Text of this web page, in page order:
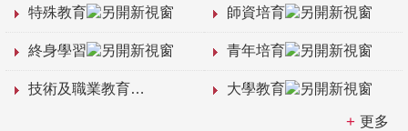
特殊教育 師資培育
終身學習 青年培育
技術及職業教育 大學教育
更多